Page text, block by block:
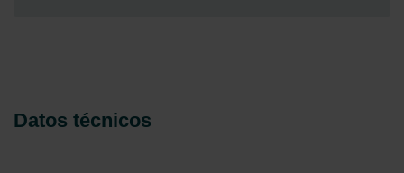
Zehnder Group UK Limited: Privacy Policy
Datos técnicos